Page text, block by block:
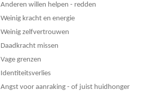
Anderen willen helpen - redden
Weinig kracht en energie
Weinig zelfvertrouwen
Daadkracht missen
Vage grenzen
Identiteitsverlies
Angst voor aanraking - of juist huidhonger